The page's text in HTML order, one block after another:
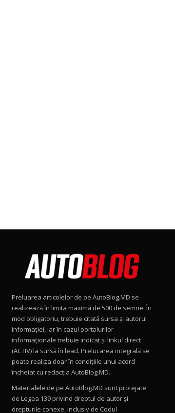
Preluarea articolelor de pe AutoBlog.MD se
realizează în limita maximă de 500 de semne. În
mod obligatoriu, trebuie citată sursa și autorul
informației, iar în cazul portalurilor
informaționale trebuie indicat și linkul direct
(ACTIV) la sursă în lead. Prelucarea integrală se
poate realiza doar în condițiile unui acord
încheiat cu redacţia AutoBlog.MD.
Materialele de pe AutoBlog.MD sunt protejate
de Legea 139 privind dreptul de autor și
drepturile conexe, inclusiv de Codul